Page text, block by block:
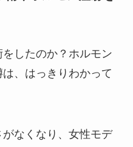
したのか？ホルモン
、はっきりわかって
なくなり、女性モデ